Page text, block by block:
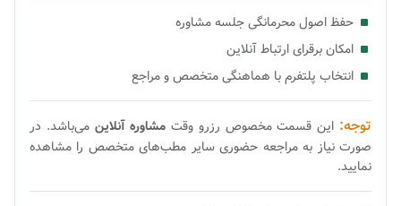
حفظ اصول محرمانگی جلسه مشاوره
امکان برقرای ارتباط آنلاین
انتخاب پلتفرم با هماهنگی متخصص و مراجع
توجه: این قسمت مخصوص رزرو وقت مشاورهآنلاین می‌باشد. در
صورت نیاز به مراجعه حضوری سایر مطب‌های متخصص را مشاهده
نمایید.